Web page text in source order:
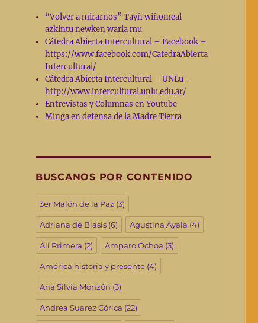
“Volver a mirarnos” Tayñ wiñomeal
azkintu newken waria mu
Cátedra Abierta Intercultural – Facebook –
https://www.facebook.com/CatedraAbierta
Intercultural/
Cátedra Abierta Intercultural – UNLu –
http://www.intercultural.unlu.edu.ar/
Entrevistas y Columnas en Youtube
Minga en defensa de la Madre Tierra
BUSCANOS POR CONTENIDO
3er Malón de la Paz (3)
Adriana de Blasis(6) Agustina Ayala (4)
Alí Primera (2) Amparo Ochoa (3)
América historia y presente(4)
Ana Silvia Monzón (3)
Andrea Suarez Córica (22)